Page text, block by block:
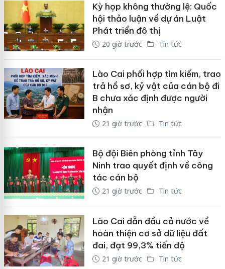
Kỳ họp không thường lệ: Quốc
hội thảo luận về dự án Luật
Phát triển đô thị
20 giờ trước Tin tức
Lào Cai phối hợp tìm kiếm, trao
trả hồ sơ, kỷ vật của cán bộ đi
B chưa xác định được người
nhận
21 giờ trước Tin tức
Bộ đội Biên phòng tỉnh Tây
Ninh trao quyết định về công
tác cán bộ
21 giờ trước Tin tức
Lào Cai dẫn đầu cả nước về
hoàn thiện cơ sở dữ liệu đất
đai, đạt 99,3% tiến độ
21 giờ trước Tin tức